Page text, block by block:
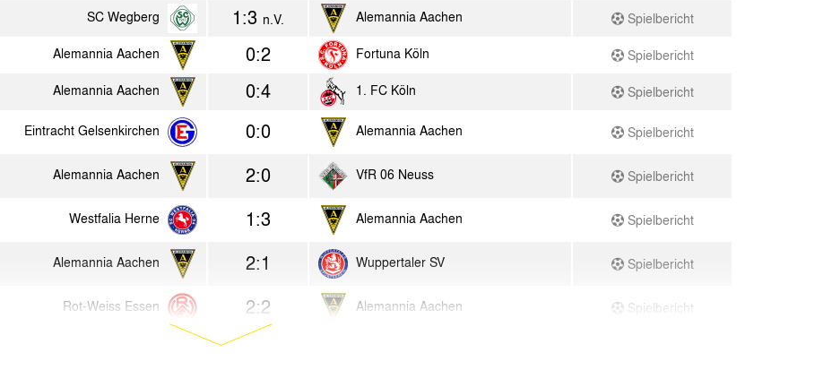
SC Wegberg 1:3 n.V. Alemannia Aachen Spielbericht
Alemannia Aachen 0:2 Fortuna Köln
Spielbericht
Alemannia Aachen 0:4 1. FC Köln
Spielbericht
Eintracht Gelsenkirchen 0:0 Alemannia Aachen Spielbericht
Alemannia Aachen 2:0 VfR 06 Neuss Spielbericht
Westfalia Herne 1:3 Alemannia Aachen Spielbericht
Alemannia Aachen 2:1 Wuppertaler SV Spielbericht
Rot-Weiss Essen 2:2 Alemannia Aachen
Spielbericht